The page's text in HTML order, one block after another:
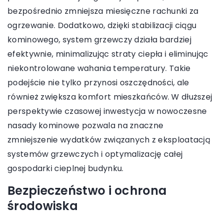
bezpośrednio zmniejsza miesięczne rachunki za
ogrzewanie. Dodatkowo, dzięki stabilizacji ciągu
kominowego, system grzewczy działa bardziej
efektywnie, minimalizując straty ciepła i eliminując
niekontrolowane wahania temperatury. Takie
podejście nie tylko przynosi oszczędności, ale
również zwiększa komfort mieszkańców. W dłuższej
perspektywie czasowej inwestycja w nowoczesne
nasady kominowe pozwala na znaczne
zmniejszenie wydatków związanych z eksploatacją
systemów grzewczych i optymalizację całej
gospodarki cieplnej budynku.
Bezpieczeństwo i ochrona
środowiska